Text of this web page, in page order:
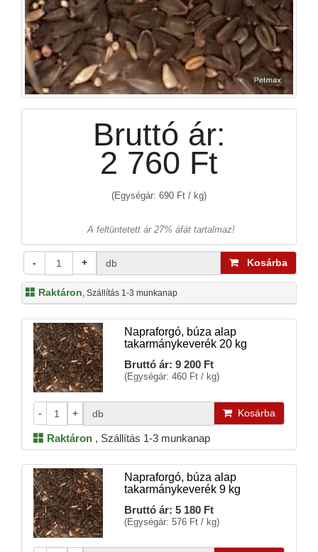
Bruttó ár:
2 760 Ft
(Egységár: 690 Ft / kg)
A feltüntetett ár 27% áfát tartalmaz!
- + db Kosárba
Raktáron, Szállítás 1-3 munkanap
Napraforgó, búza alap
takarmánykeverék 20 kg
Bruttó ár: 9 200 Ft
(Egységár: 460 Ft / kg)
- + db Kosárba
Raktáron , Szállítás 1-3 munkanap
Napraforgó, búza alap
takarmánykeverék 9 kg
Bruttó ár: 5 180 Ft
(Egységár: 576 Ft / kg)